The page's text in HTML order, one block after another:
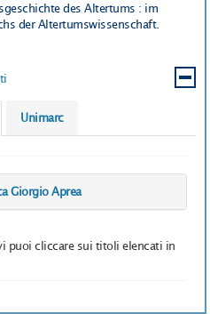
des Altertums : im
der Altertumswissenschaft.
Unimarc
Giorgio Aprea
puoi cliccare sui titoli elencati in